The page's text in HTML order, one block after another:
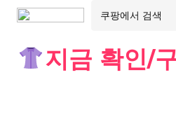
지금 확인/